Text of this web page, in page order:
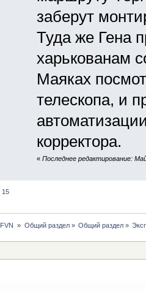
заберут
Туда же Гена
харькованам
Маяках
телескопа, и
корректора.
« Последнее редактирование:
15
» Общий раздел» Общий раздел»